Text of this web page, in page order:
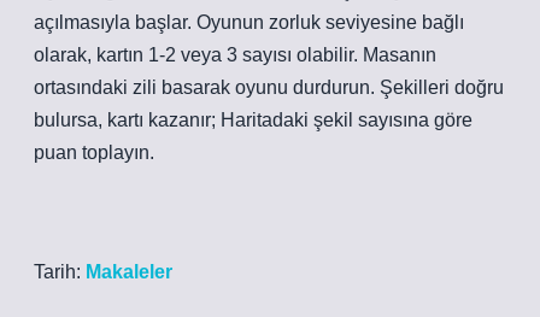
açılmasıyla başlar. Oyunun zorluk seviyesine bağlı
olarak, kartın 1-2 veya 3 sayısı olabilir. Masanın
ortasındaki zili basarak oyunu durdurun. Şekilleri doğru
bulursa, kartı kazanır; Haritadaki şekil sayısına göre
puan toplayın.
Tarih: Makaleler